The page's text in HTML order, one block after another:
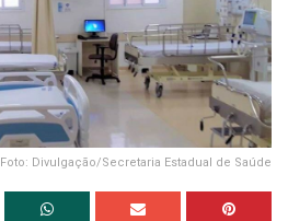
Foto: Divulgação/Secretaria Estadual de Saúde